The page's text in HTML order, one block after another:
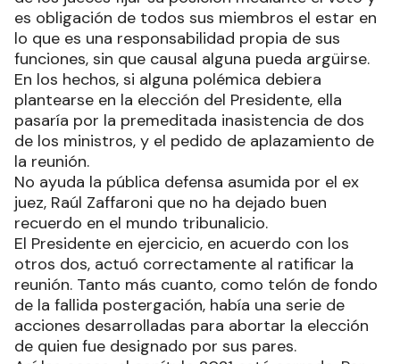
es obligación de todos sus miembros el estar en
lo que es una responsabilidad propia de sus
funciones, sin que causal alguna pueda argüirse.
En los hechos, si alguna polémica debiera
plantearse en la elección del Presidente, ella
pasaría por la premeditada inasistencia de dos
de los ministros, y el pedido de aplazamiento de
la reunión.
No ayuda la pública defensa asumida por el ex
juez, Raúl Zaffaroni que no ha dejado buen
recuerdo en el mundo tribunalicio.
El Presidente en ejercicio, en acuerdo con los
otros dos, actuó correctamente al ratificar la
reunión. Tanto más cuanto, como telón de fondo
de la fallida postergación, había una serie de
acciones desarrolladas para abortar la elección
de quien fue designado por sus pares.